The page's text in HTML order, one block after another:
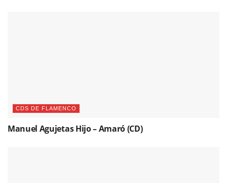
CDS DE FLAMENCO
Manuel Agujetas Hijo – Amaró (CD)